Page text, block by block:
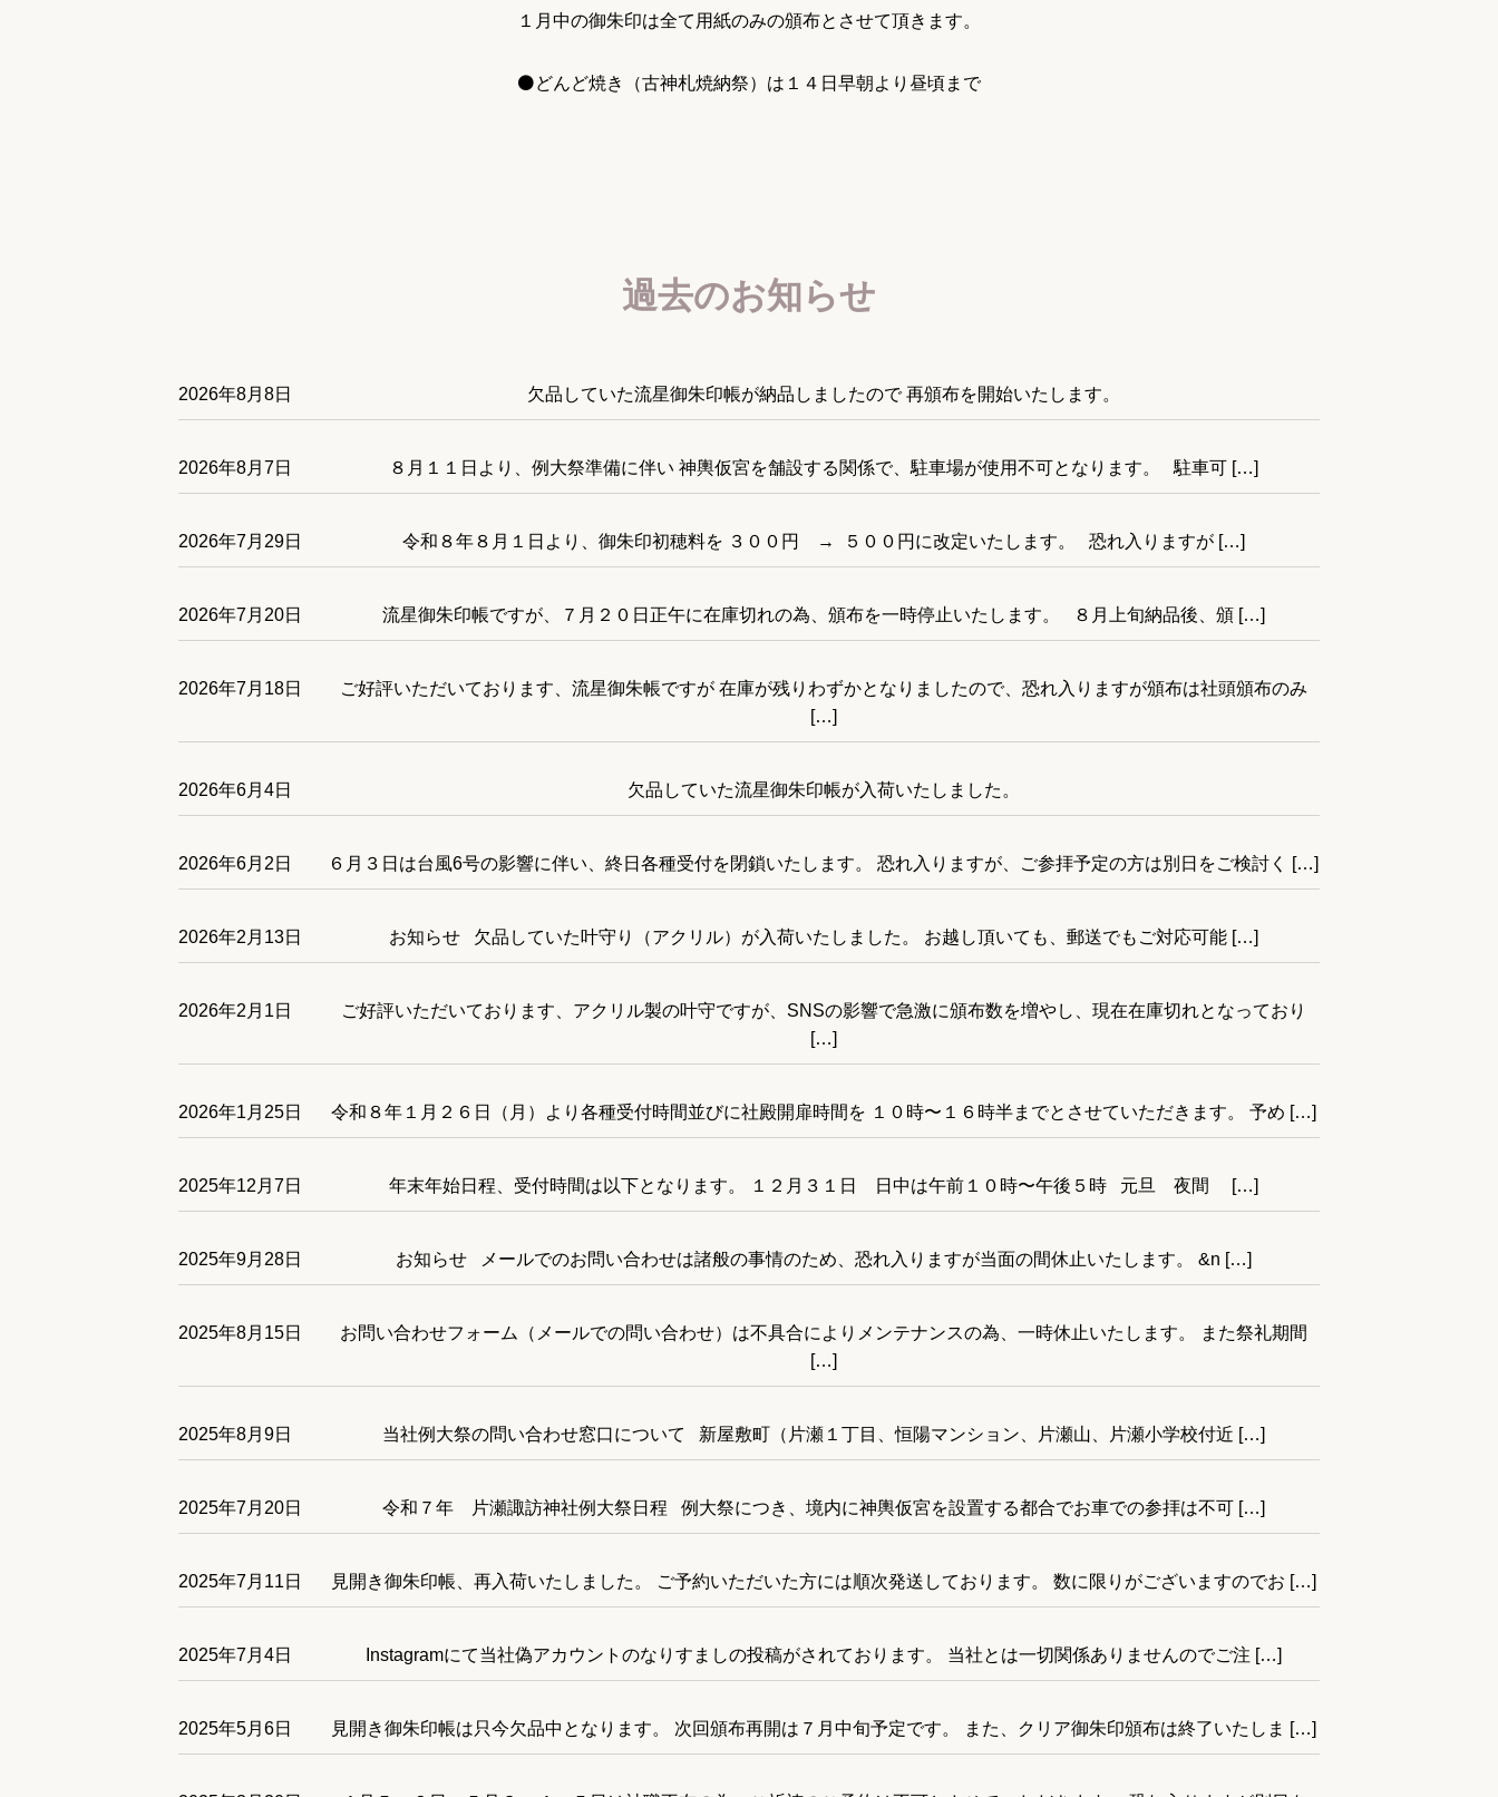
１月中の御朱印は全て用紙のみの頒布とさせて頂きます。
⚫️どんど焼き（古神札焼納祭）は１４日早朝より昼頃まで
過去のお知らせ
2026年8月8日 欠品していた流星御朱印帳が納品しましたので 再頒布を開始いたします。
2026年8月7日 ８月１１日より、例大祭準備に伴い 神輿仮宮を舗設する関係で、駐車場が使用不可となります。 駐車可 […]
2026年7月29日 令和８年８月１日より、御朱印初穂料を ３００円 → ５００円に改定いたします。 恐れ入りますが […]
2026年7月20日 流星御朱印帳ですが、７月２０日正午に在庫切れの為、頒布を一時停止いたします。 ８月上旬納品後、頒 […]
2026年7月18日
ご好評いただいております、流星御朱帳ですが 在庫が残りわずかとなりましたので、恐れ入りますが頒布は社頭頒布のみ
[…]
2026年6月4日 欠品していた流星御朱印帳が入荷いたしました。
2026年6月2日 ６月３日は台風6号の影響に伴い、終日各種受付を閉鎖いたします。 恐れ入りますが、ご参拝予定の方は別日をご検討く […]
2026年2月13日 お知らせ 欠品していた叶守り（アクリル）が入荷いたしました。 お越し頂いても、郵送でもご対応可能 […]
2026年2月1日
ご好評いただいております、アクリル製の叶守ですが、SNSの影響で急激に頒布数を増やし、現在在庫切れとなっており
[…]
2026年1月25日 令和８年１月２６日（月）より各種受付時間並びに社殿開扉時間を １０時〜１６時半までとさせていただきます。 予め […]
2025年12月7日 年末年始日程、受付時間は以下となります。 １２月３１日 日中は午前１０時〜午後５時 元旦 夜間 […]
2025年9月28日 お知らせ メールでのお問い合わせは諸般の事情のため、恐れ入りますが当面の間休止いたします。 &n […]
2025年8月15日
お問い合わせフォーム（メールでの問い合わせ）は不具合によりメンテナンスの為、一時休止いたします。 また祭礼期間
[…]
2025年8月9日 当社例大祭の問い合わせ窓口について 新屋敷町（片瀬１丁目、恒陽マンション、片瀬山、片瀬小学校付近 […]
2025年7月20日 令和７年 片瀬諏訪神社例大祭日程 例大祭につき、境内に神輿仮宮を設置する都合でお車での参拝は不可 […]
2025年7月11日 見開き御朱印帳、再入荷いたしました。 ご予約いただいた方には順次発送しております。 数に限りがございますのでお […]
2025年7月4日 Instagramにて当社偽アカウントのなりすましの投稿がされております。 当社とは一切関係ありませんのでご注 […]
2025年5月6日 見開き御朱印帳は只今欠品中となります。 次回頒布再開は７月中旬予定です。 また、クリア御朱印頒布は終了いたしま […]